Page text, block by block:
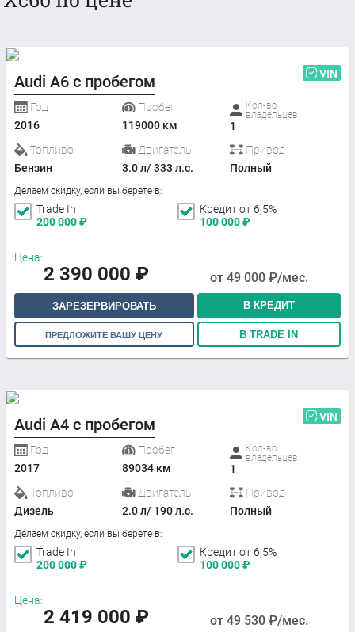
Audi A6 с пробегом VIN
Год
2016
Пробег
119000 км
Кол-во
владельцев
1
Топливо
Бензин
Двигатель
3.0 л/ 333 л.с.
Привод
Полный
Делаем скидку, если вы берете в:
Trade In
200 000₽
Кредит от 6,5%
100 000₽
Цена:
2 390 000 ₽ от 49 000 ₽/мес.
ЗАРЕЗЕРВИРОВАТЬ В КРЕДИТ
ПРЕДЛОЖИТЕ ВАШУ ЦЕНУ В TRADE IN
Audi A4 с пробегом VIN
Год
2017
Пробег
89034 км
Кол-во
владельцев
1
Топливо
Дизель
Двигатель
2.0 л/ 190 л.с.
Привод
Полный
Делаем скидку, если вы берете в:
Trade In
200 000₽
Кредит от 6,5%
100 000₽
Цена:
2 419 000 ₽ от 49 530 ₽/мес.